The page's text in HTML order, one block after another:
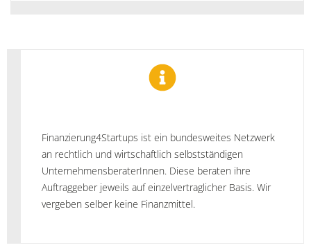
Finanzierung4Startups ist ein bundesweites Netzwerk
an rechtlich und wirtschaftlich selbstständigen
UnternehmensberaterInnen. Diese beraten ihre
Auftraggeber jeweils auf einzelvertraglicher Basis. Wir
vergeben selber keine Finanzmittel.